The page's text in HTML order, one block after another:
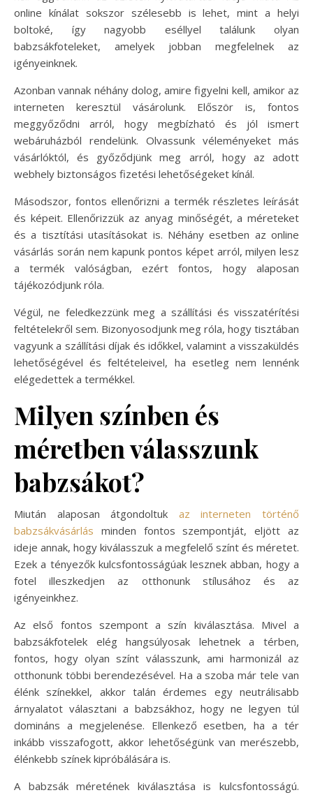
online kínálat sokszor szélesebb is lehet, mint a helyi
boltoké, így nagyobb eséllyel találunk olyan
babzsákfoteleket, amelyek jobban megfelelnek az
igényeinknek.
Azonban vannak néhány dolog, amire figyelni kell, amikor az
interneten keresztül vásárolunk. Először is, fontos
meggyőződni arról, hogy megbízható és jól ismert
webáruházból rendelünk. Olvassunk véleményeket más
vásárlóktól, és győződjünk meg arról, hogy az adott
webhely biztonságos fizetési lehetőségeket kínál.
Másodszor, fontos ellenőrizni a termék részletes leírását
és képeit. Ellenőrizzük az anyag minőségét, a méreteket
és a tisztítási utasításokat is. Néhány esetben az online
vásárlás során nem kapunk pontos képet arról, milyen lesz
a termék valóságban, ezért fontos, hogy alaposan
tájékozódjunk róla.
Végül, ne feledkezzünk meg a szállítási és visszatérítési
feltételekről sem. Bizonyosodjunk meg róla, hogy tisztában
vagyunk a szállítási díjak és időkkel, valamint a visszaküldés
lehetőségével és feltételeivel, ha esetleg nem lennénk
elégedettek a termékkel.
Milyen színben és
méretben válasszunk
babzsákot?
Miután alaposan átgondoltuk az interneten történő
babzsákvásárlás minden fontos szempontját, eljött az
ideje annak, hogy kiválasszuk a megfelelő színt és méretet.
Ezek a tényezők kulcsfontosságúak lesznek abban, hogy a
fotel illeszkedjen az otthonunk stílusához és az
igényeinkhez.
Az első fontos szempont a szín kiválasztása. Mivel a
babzsákfotelek elég hangsúlyosak lehetnek a térben,
fontos, hogy olyan színt válasszunk, ami harmonizál az
otthonunk többi berendezésével. Ha a szoba már tele van
élénk színekkel, akkor talán érdemes egy neutrálisabb
árnyalatot választani a babzsákhoz, hogy ne legyen túl
domináns a megjelenése. Ellenkező esetben, ha a tér
inkább visszafogott, akkor lehetőségünk van merészebb,
élénkebb színek kipróbálására is.
A babzsák méretének kiválasztása is kulcsfontosságú.